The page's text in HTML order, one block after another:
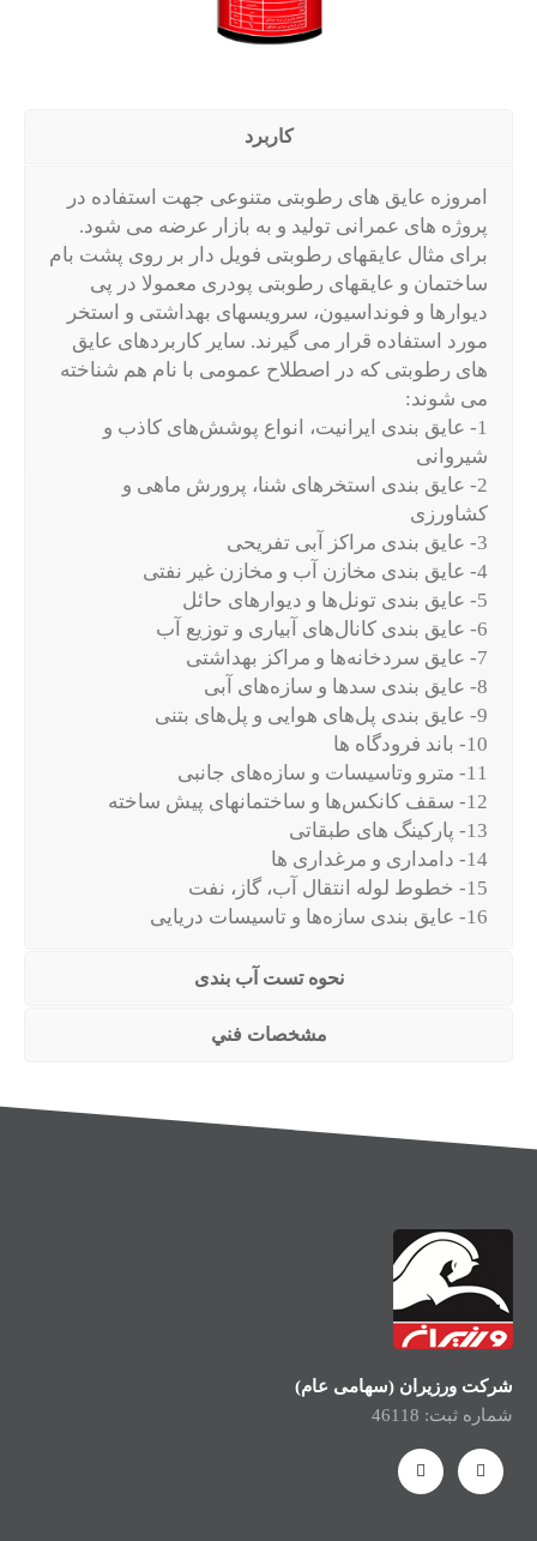
كاربرد
امروزه عایق های رطوبتی متنوعی جهت استفاده در
پروژه های عمرانی تولید و به بازار عرضه می شود.
برای مثال عایقهای رطوبتی فویل دار بر روی پشت بام
ساختمان و عایقهای رطوبتی پودری معمولا در پی
دیوارها و فونداسیون، سرویسهای بهداشتی و استخر
مورد استفاده قرار می گیرند. سایر کاربردهای عایق
های رطوبتی که در اصطلاح عمومی با نام هم شناخته
می شوند:
1- عایق بندی ایرانیت، انواع پوشش‌های کاذب و
شیروانی
2- عایق بندی استخرهای شنا، پرورش ماهی و
کشاورزی
3- عایق بندی مراکز آبی تفریحی
4- عایق بندی مخازن آب و مخازن غیر نفتی
5- عایق بندی تونل‌ها و دیوارهای حائل
6- عایق بندی کانال‌های آبیاری و توزیع آب
7- عایق سردخانه‌ها و مراکز بهداشتی
8- عایق بندی سدها و سازه‌های آبی
9- عایق بندی پل‌های هوایی و پل‌های بتنی
10- باند فرودگاه ها
11- مترو وتاسیسات و سازه‌های جانبی
12- سقف کانکس‌ها و ساختمانهای پیش ساخته
13- پارکینگ های طبقاتی
14- دامداری و مرغداری ها
15- خطوط لوله انتقال آب، گاز، نفت
16- عایق بندی سازه‌ها و تاسیسات دریایی
نحوه تست آب بندی
مشخصات فني
شرکت ورزیران (سهامی عام)
شماره ثبت: 46118